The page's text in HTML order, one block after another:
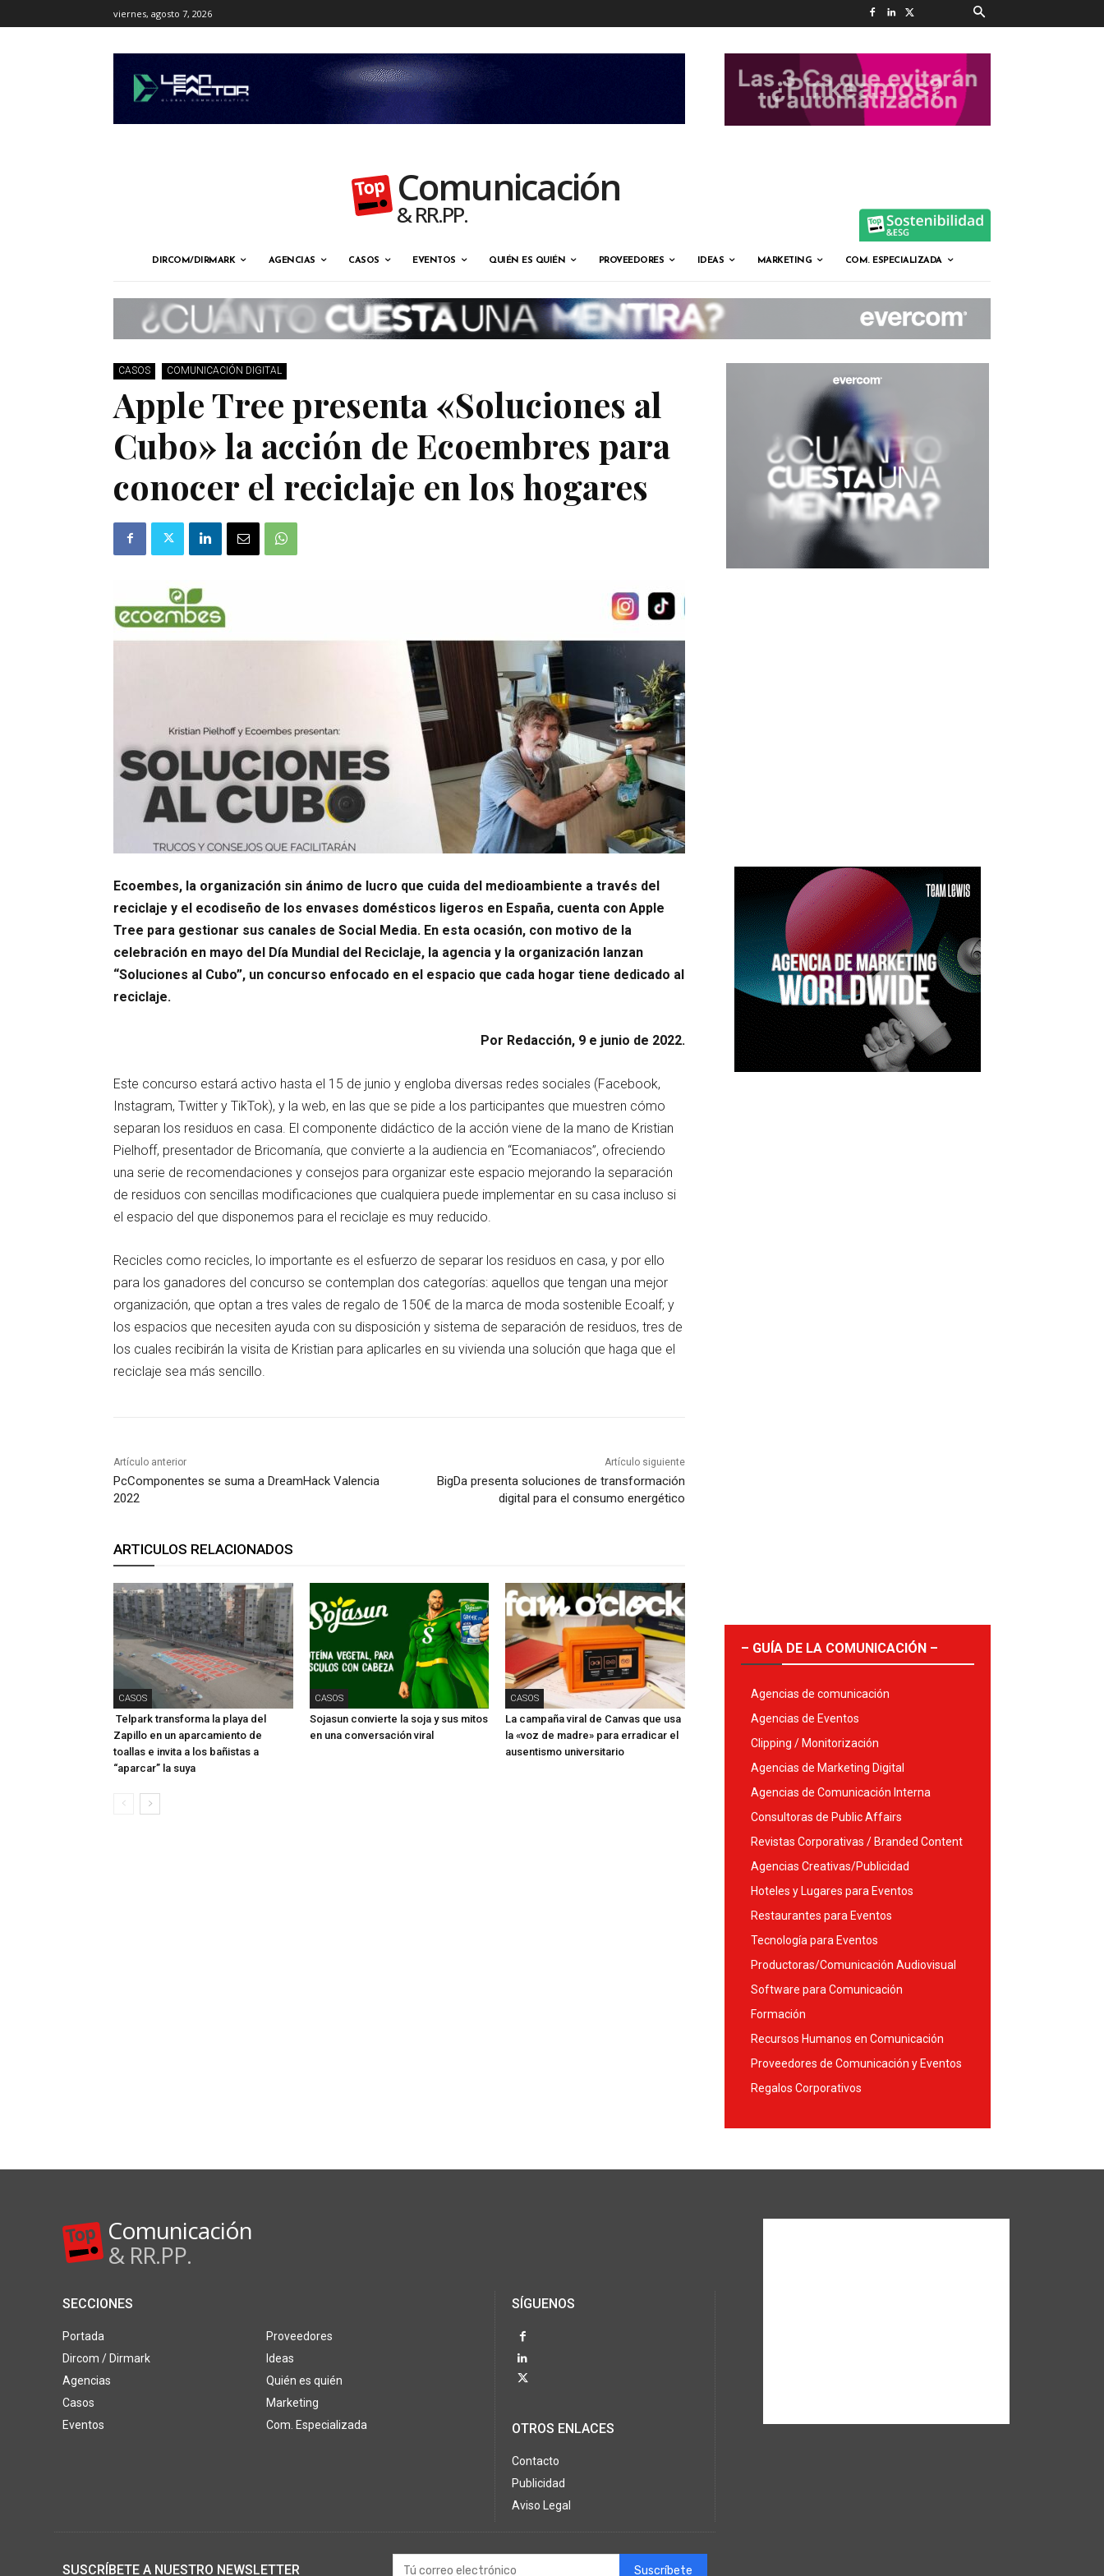
viernes, agosto 7, 2026
Comunicación
& RR.PP.
DIRCOM/DIRMARK AGENCIAS CASOS EVENTOS QUIÉN ES QUIÉN PROVEEDORES IDEAS MARKETING COM. ESPECIALIZADA
CASOS COMUNICACIÓN DIGITAL
Apple Tree presenta «Soluciones al
Cubo» la acción de Ecoembres para
conocer el reciclaje en los hogares
Ecoembes, la organización sin ánimo de lucro que cuida del medioambiente a través del
reciclaje y el ecodiseño de los envases domésticos ligeros en España, cuenta con Apple
Tree para gestionar sus canales de Social Media. En esta ocasión, con motivo de la
celebración en mayo del Día Mundial del Reciclaje, la agencia y la organización lanzan
“Soluciones al Cubo”, un concurso enfocado en el espacio que cada hogar tiene dedicado al
reciclaje.
Por Redacción, 9 e junio de 2022.
Este concurso estará activo hasta el 15 de junio y engloba diversas redes sociales (Facebook,
Instagram, Twitter y TikTok), y la web, en las que se pide a los participantes que muestren cómo
separan los residuos en casa. El componente didáctico de la acción viene de la mano de Kristian
Pielhoff, presentador de Bricomanía, que convierte a la audiencia en “Ecomaniacos”, ofreciendo
una serie de recomendaciones y consejos para organizar este espacio mejorando la separación
de residuos con sencillas modificaciones que cualquiera puede implementar en su casa incluso si
el espacio del que disponemos para el reciclaje es muy reducido.
Recicles como recicles, lo importante es el esfuerzo de separar los residuos en casa, y por ello
para los ganadores del concurso se contemplan dos categorías: aquellos que tengan una mejor
organización, que optan a tres vales de regalo de 150€ de la marca de moda sostenible Ecoalf; y
los espacios que necesiten ayuda con su disposición y sistema de separación de residuos, tres de
los cuales recibirán la visita de Kristian para aplicarles en su vivienda una solución que haga que el
reciclaje sea más sencillo.
Artículo anterior
PcComponentes se suma a DreamHack Valencia
2022
Artículo siguiente
BigDa presenta soluciones de transformación
digital para el consumo energético
ARTICULOS RELACIONADOS
CASOS
Telpark transforma la playa del
Zapillo en un aparcamiento de
toallas e invita a los bañistas a
“aparcar” la suya
CASOS
Sojasun convierte la soja y sus mitos
en una conversación viral
CASOS
La campaña viral de Canvas que usa
la «voz de madre» para erradicar el
ausentismo universitario
– GUÍA DE LA COMUNICACIÓN –
Agencias de comunicación
Agencias de Eventos
Clipping / Monitorización
Agencias de Marketing Digital
Agencias de Comunicación Interna
Consultoras de Public Affairs
Revistas Corporativas / Branded Content
Agencias Creativas/Publicidad
Hoteles y Lugares para Eventos
Restaurantes para Eventos
Tecnología para Eventos
Productoras/Comunicación Audiovisual
Software para Comunicación
Formación
Recursos Humanos en Comunicación
Proveedores de Comunicación y Eventos
Regalos Corporativos
Comunicación
& RR.PP.
SECCIONES
Portada
Dircom / Dirmark
Agencias
Casos
Eventos
Proveedores
Ideas
Quién es quién
Marketing
Com. Especializada
SÍGUENOS
OTROS ENLACES
Contacto
Publicidad
Aviso Legal
SUSCRÍBETE A NUESTRO NEWSLETTER Suscríbete